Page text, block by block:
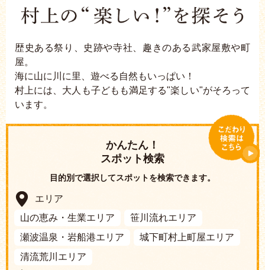
歴史ある祭り、史跡や寺社、趣きのある武家屋敷や町
屋。
海に山に川に里、遊べる自然もいっぱい！
村上には、大人も子どもも満足する"楽しい"がそろって
います。
かんたん！
スポット検索
目的別で選択してスポットを検索できます。
エリア
山の恵み・生業エリア
笹川流れエリア
瀬波温泉・岩船港エリア
城下町村上町屋エリア
清流荒川エリア